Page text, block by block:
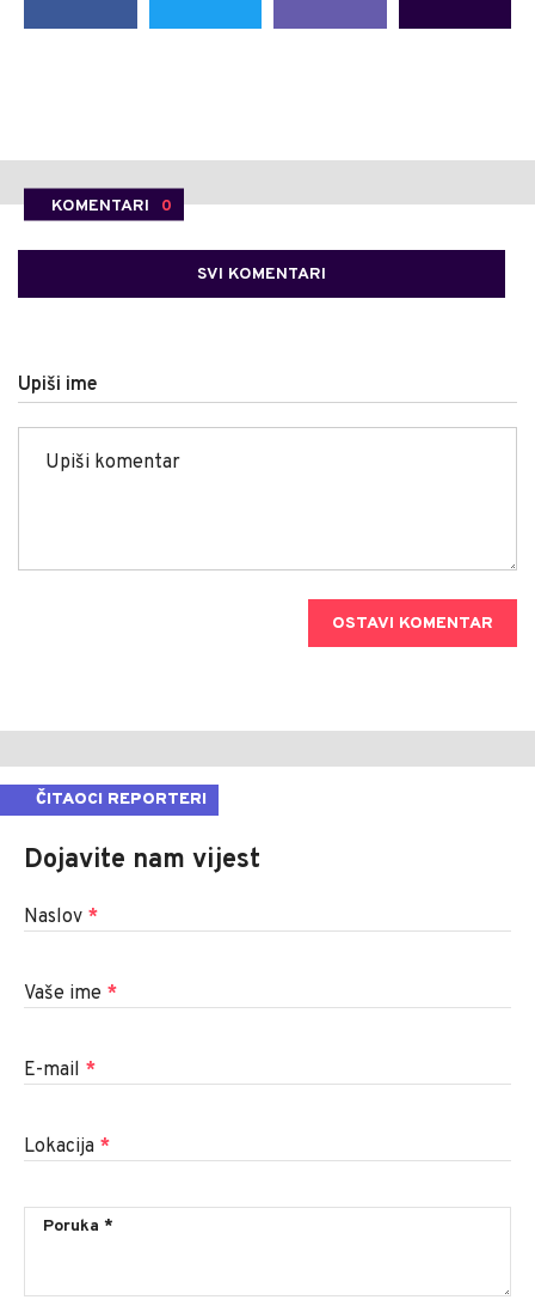
KOMENTARI 0
SVI KOMENTARI
Upiši ime
OSTAVI KOMENTAR
ČITAOCI REPORTERI
Dojavite nam vijest
Naslov *
Vaše ime *
E-mail *
Lokacija *